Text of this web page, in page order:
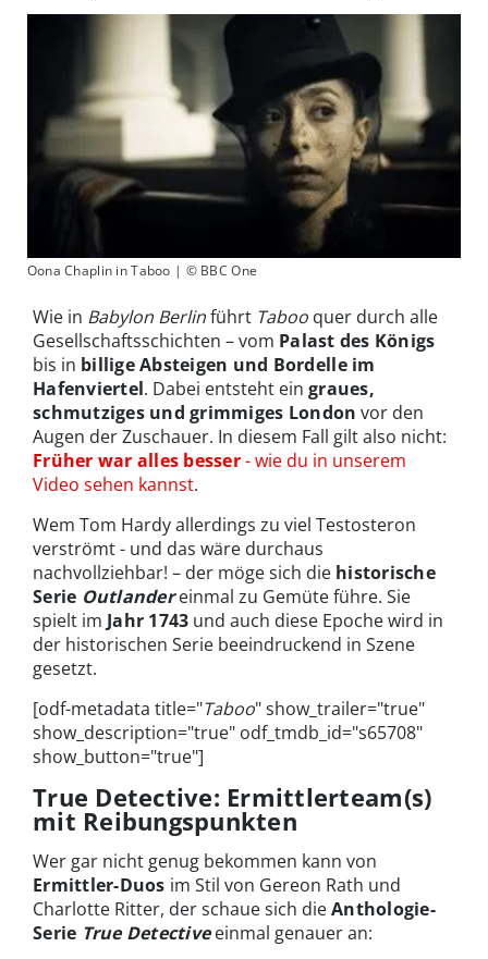
Oona Chaplin in Taboo | © BBC One
Wie in Babylon Berlinführt Taboo quer durch alle
Gesellschaftsschichten – vom Palast des Königs
bis in billige Absteigen und Bordelle im
Hafenviertel. Dabei entsteht eingraues,
schmutziges und grimmiges London vor den
Augen der Zuschauer. In diesem Fall gilt also nicht:
Früher war alles besser- wie du in unserem
Video sehen kannst.
Wem Tom Hardy allerdings zu viel Testosteron
verströmt - und das wäre durchaus
nachvollziehbar! – der möge sich die historische
Serie Outlander einmal zu Gemüte führe. Sie
spielt im Jahr 1743 und auch diese Epoche wird in
der historischen Serie beeindruckend in Szene
gesetzt.
[odf-metadata title="Taboo" show_trailer="true"
show_description="true" odf_tmdb_id="s65708"
show_button="true"]
True Detective: Ermittlerteam(s)
mit Reibungspunkten
Wer gar nicht genug bekommen kann von
Ermittler-Duos im Stil von Gereon Rath und
Charlotte Ritter, der schaue sich dieAnthologie-
Serie True Detective einmal genauer an: